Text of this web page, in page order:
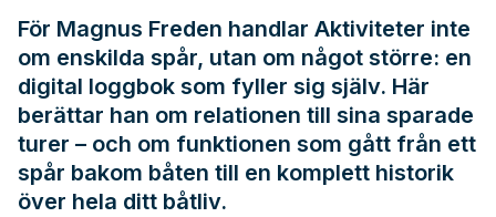
För Magnus Freden handlar Aktiviteter inte
om enskilda spår, utan om något större: en
digital loggbok som fyller sig själv. Här
berättar han om relationen till sina sparade
turer – och om funktionen som gått från ett
spår bakom båten till en komplett historik
över hela ditt båtliv.